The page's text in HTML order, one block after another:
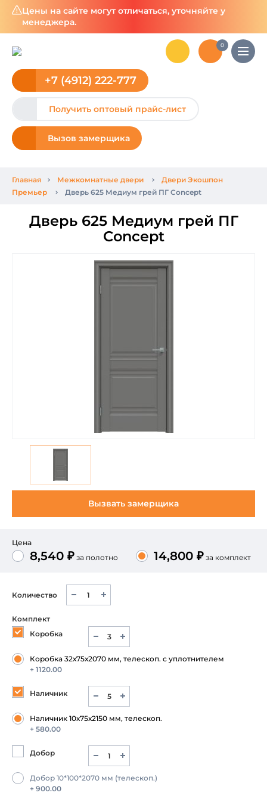
Цены на сайте могут отличаться, уточняйте у
менеджера.
0
+7 (4912) 222-777
Получить оптовый прайс-лист
Вызов замерщика
Главная Межкомнатные двери
Двери Экошпон
Премьер
Дверь 625 Медиум грей ПГ Concept
Дверь 625 Медиум грей ПГ
Concept
Вызвать замерщика
Цена
8,540 ₽ за полотно 14,800 ₽ за комплект
Количество
Комплект
Коробка
Коробка 32х75х2070 мм, телескоп. с уплотнителем
+ 1120.00
Наличник
Наличник 10х75х2150 мм, телескоп.
+ 580.00
Добор
Добор 10*100*2070 мм (телескоп.)
+ 900.00